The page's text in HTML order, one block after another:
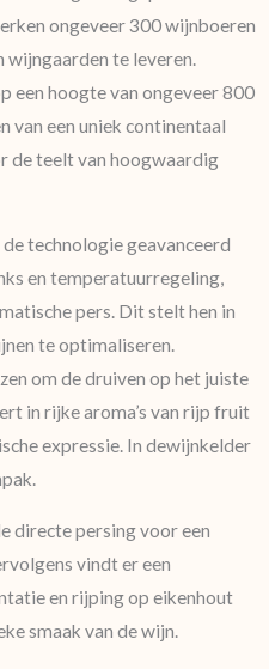
ongeveer 300 wijnboeren
wijngaarden te leveren.
een hoogte van ongeveer 800
van een uniek continentaal
de teelt van hoogwaardig
technologie geavanceerd
en temperatuurregeling,
pers. Dit stelt hen in
te optimaliseren.
om de druiven op het juiste
in rijke aroma’s van rijp fruit
expressie. In dewijnkelder
directe persing voor een
vindt er een
en rijping op eikenhout
smaak van de wijn.